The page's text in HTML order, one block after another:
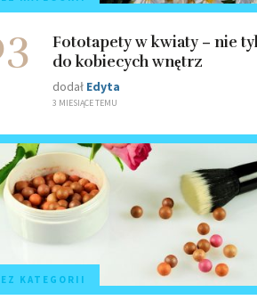
Fototapety w kwiaty – nie
do kobiecych wnętrz
dodał Edyta
3 MIESIĄCE TEMU
KATEGORII